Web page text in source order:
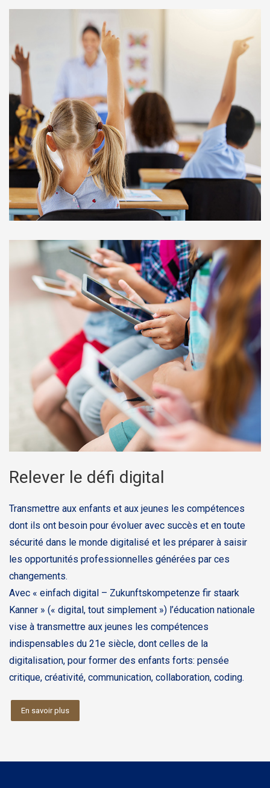
Relever le défi digital
Transmettre aux enfants et aux jeunes les compétences
dont ils ont besoin pour évoluer avec succès et en toute
sécurité dans le monde digitalisé et les préparer à saisir
les opportunités professionnelles générées par ces
changements.
Avec « einfach digital – Zukunftskompetenze fir staark
Kanner » (« digital, tout simplement ») l’éducation nationale
vise à transmettre aux jeunes les compétences
indispensables du 21e siècle, dont celles de la
digitalisation, pour former des enfants forts: pensée
critique, créativité, communication, collaboration, coding.
En savoir plus